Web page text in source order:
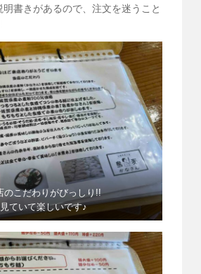
書きがあるので、注文を迷うこと
のこだわりがびっしり!!
見ていて楽しいです♪